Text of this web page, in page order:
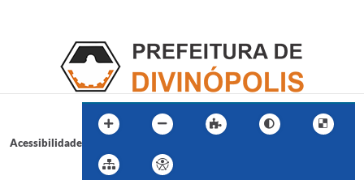
Acessibilidade